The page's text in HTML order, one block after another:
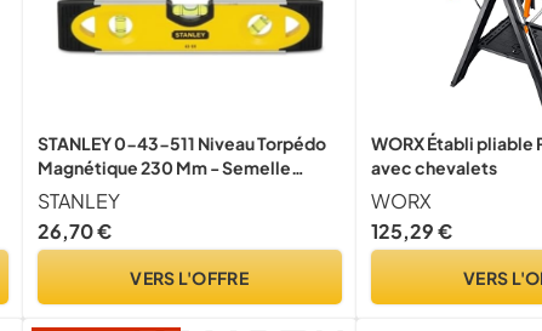
STANLEY 0-43-511 Niveau Torpédo
Magnétique 230 Mm - Semelle
Aluminium - Rainure V Pour Le
Contrôle De Surfaces Cylindriques -
3 Fioles Réversibles Et Antichocs -
STANLEY
26,70 €
VERS L'OFFRE
WORX Établi pliable
avec chevalets
WORX
125,29 €
VERS